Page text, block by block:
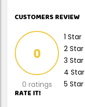
CUSTOMERS REVIEW
0
0 ratings
1 Star
2 Star
3 Star
4 Star
5 Star
RATE IT!